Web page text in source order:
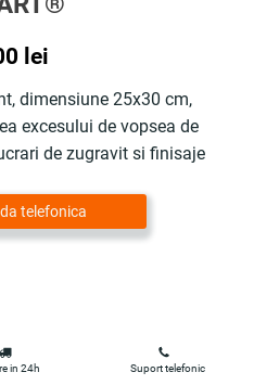
lei
dimensiune 25x30 cm,
excesului de vopsea de
de zugravit si finisaje
telefonica
in 24h Suport telefonic